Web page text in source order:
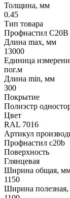
Толщина, мм
0.45
Тип товара
Профнастил С20В
Длина max, мм
13000
Единица
пог.м
Длина min, мм
300
Покрытие
Полиэстр
Цвет
RAL 7016
Артикул
Профнастил c20b
Поверхность
Глянцевая
Ширина общая,
1150
Ширина